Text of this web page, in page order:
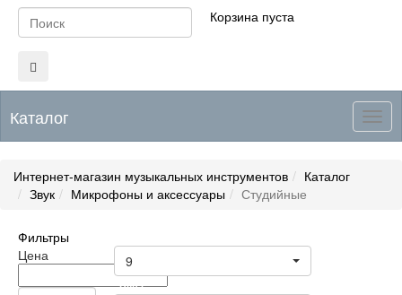
Корзина пуста
Каталог
Интернет-магазин музыкальных инструментов
Каталог
Звук
Микрофоны и аксессуары Студийные
Фильтры
Цена
9
Цена